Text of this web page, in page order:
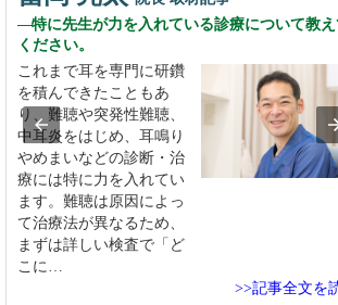
特に先生が力を入れている診療について教え
ください。
これまで耳を専門に研鑽
を積んできたこともあ
り、難聴や突発性難聴、
中耳炎をはじめ、耳鳴り
やめまいなどの診断・治
療には特に力を入れてい
ます。難聴は原因によっ
て治療法が異なるため、
まずは詳しい検査で「ど
こに…
>>記事全文を